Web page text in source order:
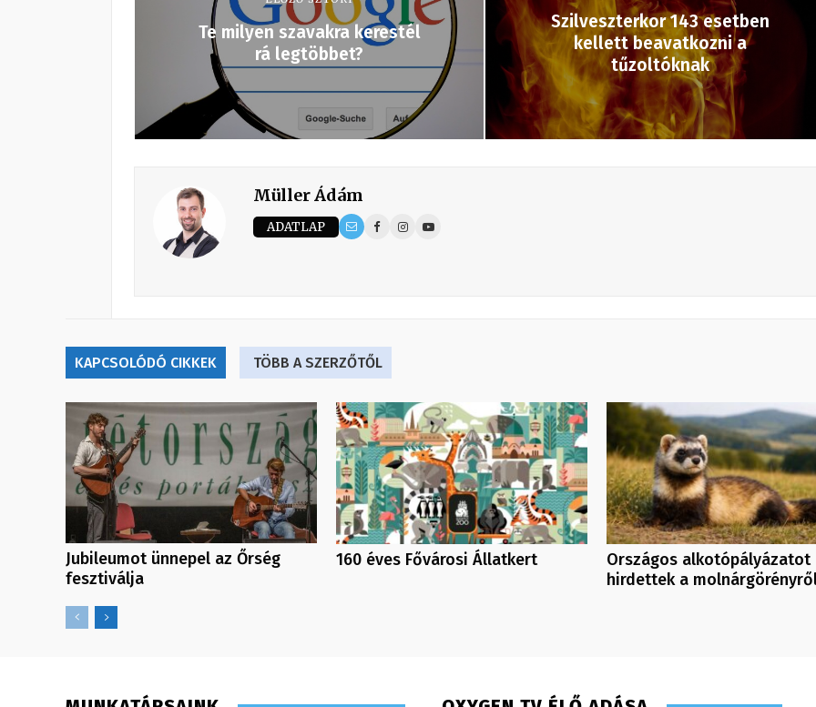
Te milyen szavakra kerestél
rá legtöbbet?
Szilveszterkor 143 esetben
kellett beavatkozni a
tűzoltóknak
Müller Ádám
ADATLAP
KAPCSOLÓDÓ CIKKEK TÖBB A SZERZŐTŐL
Jubileumot ünnepel az Őrség
fesztiválja
160 éves Fővárosi Állatkert
Országos alkotópályázatot
hirdettek a